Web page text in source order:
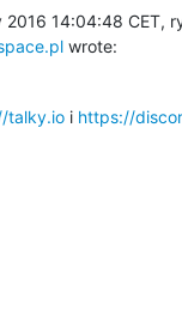
wrote:
talky.io i https://